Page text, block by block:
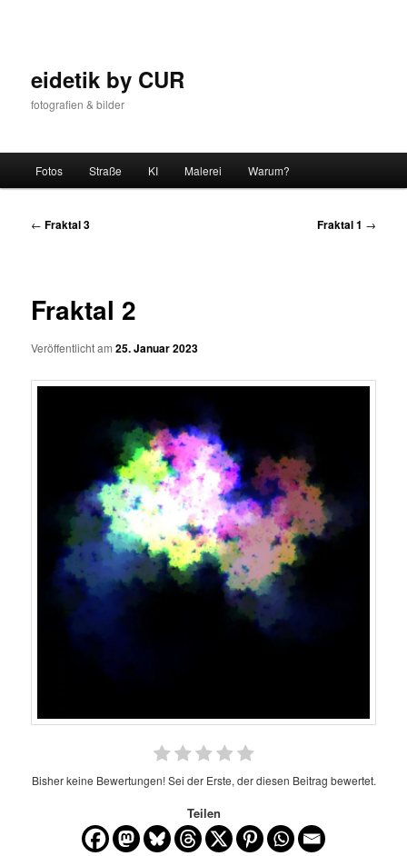
eidetik by CUR
fotografien & bilder
Fotos Straße KI Malerei Warum?
Beitrags-
← Fraktal 3 Fraktal 1 →
Fraktal 2
Veröffentlicht am25. Januar 2023
Bisher keine Bewertungen! Sei der Erste, der diesen Beitrag bewertet.
Teilen